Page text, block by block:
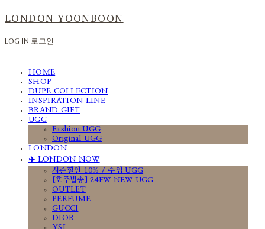
LONDON YOONBOON
LOG IN 로그인
HOME
SHOP
DUPE COLLECTION
INSPIRATION LINE
BRAND GIFT
UGG
Fashion UGG
Original UGG
LONDON
✈️ LONDON NOW
시즌할인 10% / 수입 UGG
[호주발송] 24FW NEW UGG
OUTLET
PERFUME
GUCCI
DIOR